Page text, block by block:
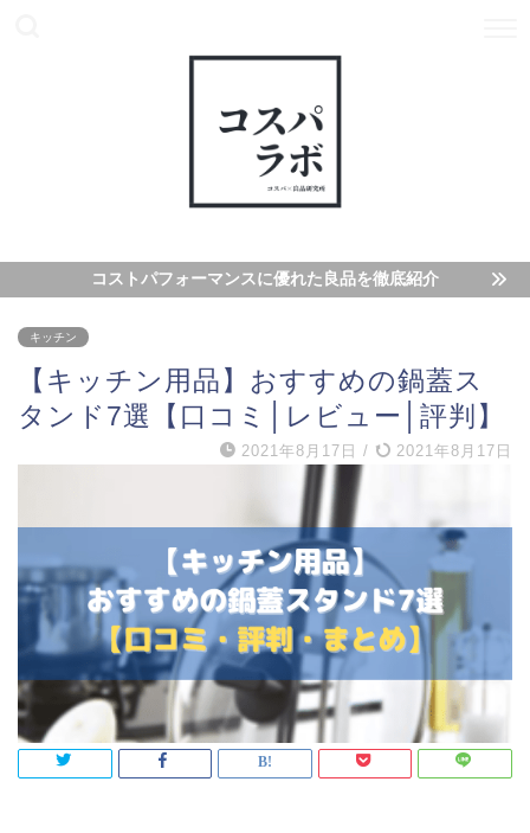
コストパフォーマンスに優れた良品を徹底紹介
キッチン
【キッチン用品】おすすめの鍋蓋ス
タンド7選【口コミ│レビュー│評判】
2021年8月17日 / 2021年8月17日